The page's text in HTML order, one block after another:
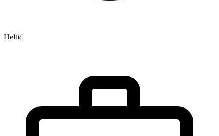
Heltid